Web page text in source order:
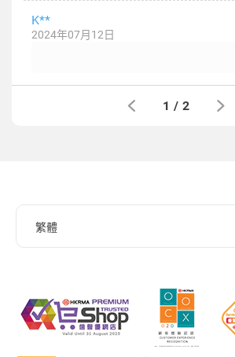
K**
2024年07月12日
1 / 2